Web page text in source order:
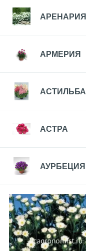
АРЕНАРИЯ
АРМЕРИЯ
АСТИЛЬБА
АСТРА
АУРБЕЦИЯ